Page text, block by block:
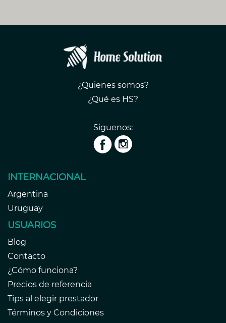
¿Quienes somos?
¿Qué es HS?
Siguenos:
INTERNACIONAL
Argentina
Uruguay
USUARIOS
Blog
Contacto
¿Cómo funciona?
Precios de referencia
Tips al elegir prestador
Términos y Condiciones